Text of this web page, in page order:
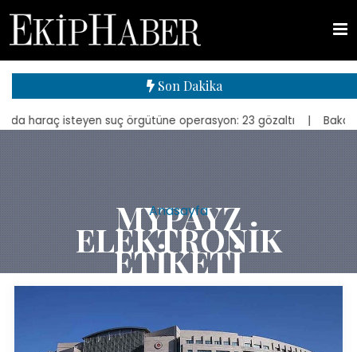
Son Dakika
haraç isteyen suç örgütüne operasyon: 23 gözaltı | Bakan
MYPAYZ
ELEKTRONIK
ETIKETI
Anasayfa